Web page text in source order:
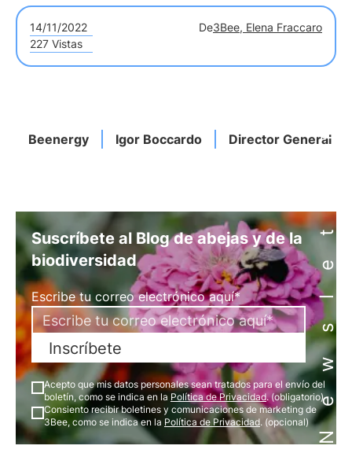
14/11/2022 De3Bee, Elena Fraccaro
227 Vistas
Beenergy Igor Boccardo Director General
Newsletter
Suscríbete al Blog de abejas y de la
biodiversidad
Escribe tu correo electrónico aquí*
Inscríbete
Acepto que mis datos personales sean tratados para el envío del
boletín, como se indica en la Política de Privacidad. (obligatorio)
Consiento recibir boletines y comunicaciones de marketing de
3Bee, como se indica en la Política de Privacidad. (opcional)